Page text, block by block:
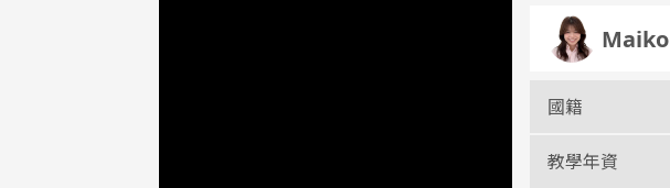
Maiko
國籍
教學年資